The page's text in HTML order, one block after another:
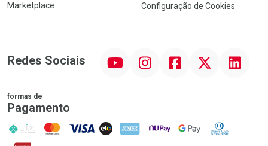
Marketplace
Configuração de Cookies
Redes Sociais InstagramFacebookTwitter Linkedin
formas de
Pagamento
PIX MasterCard
VISA ELO AMEX NuPay Google PayDiners Club